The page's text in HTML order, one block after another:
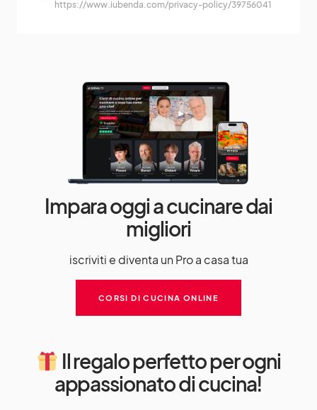
https://www.iubenda.com/privacy-policy/39756041
Impara oggi a cucinare dai
migliori
iscriviti e diventa un Pro a casa tua
CORSI DI CUCINA ONLINE
Il regalo perfetto per ogni
appassionato di cucina!